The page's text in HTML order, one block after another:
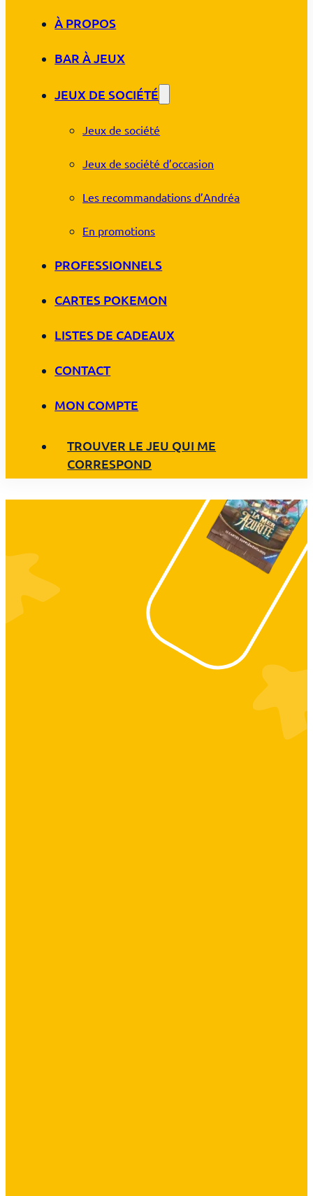
À PROPOS
BAR À JEUX
JEUX DE SOCIÉTÉ
Jeux de société
Jeux de société d’occasion
Les recommandations d’Andréa
En promotions
PROFESSIONNELS
CARTES POKEMON
LISTES DE CADEAUX
CONTACT
MON COMPTE
TROUVER LE JEU QUI ME
CORRESPOND